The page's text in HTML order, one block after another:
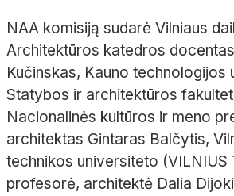
NAA komisiją sudarė Vilniaus
Architektūros katedros
Kučinskas, Kauno technologijos
Statybos ir architektūros
Nacionalinės kultūros ir meno
architektas Gintaras Balčytis,
technikos universiteto (VILNIUS
profesorė, architektė Dalia